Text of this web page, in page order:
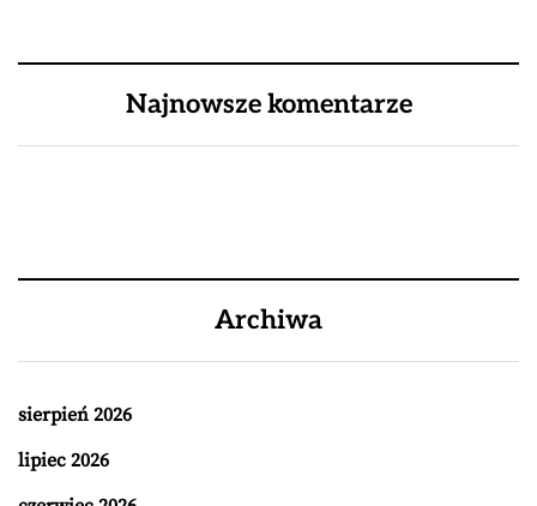
Najnowsze komentarze
Archiwa
sierpień 2026
lipiec 2026